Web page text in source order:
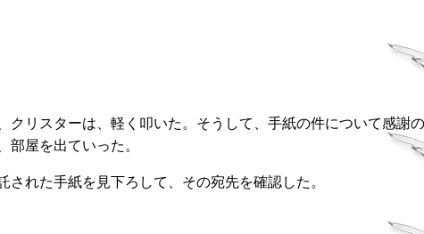
クリスターは、軽く叩いた。そうして、手紙の件について感謝
部屋を出ていった。
れた手紙を見下ろして、その宛先を確認した。